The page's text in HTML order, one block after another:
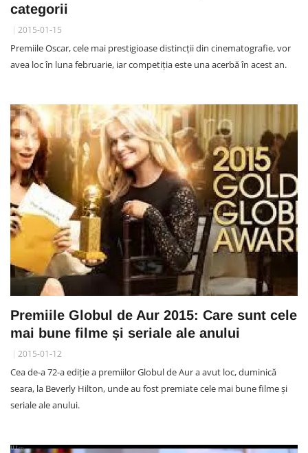
categorii
2015-01-15
Premiile Oscar, cele mai prestigioase distincții din cinematografie, vor
avea loc în luna februarie, iar competiția este una acerbă în acest an.
Premiile Globul de Aur 2015: Care sunt cele
mai bune filme și seriale ale anului
2015-01-12
Cea de-a 72-a ediție a premiilor Globul de Aur a avut loc, duminică
seara, la Beverly Hilton, unde au fost premiate cele mai bune filme și
seriale ale anului.